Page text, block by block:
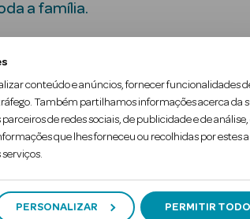
conteúdo e anúncios, fornecer funcionalidades
Também partilhamos informações acerca da
de redes sociais, de publicidade e de análise,
que lhes forneceu ou recolhidas por estes
PERSONALIZAR PERMITIR
a família.
mais delicada.
ml.